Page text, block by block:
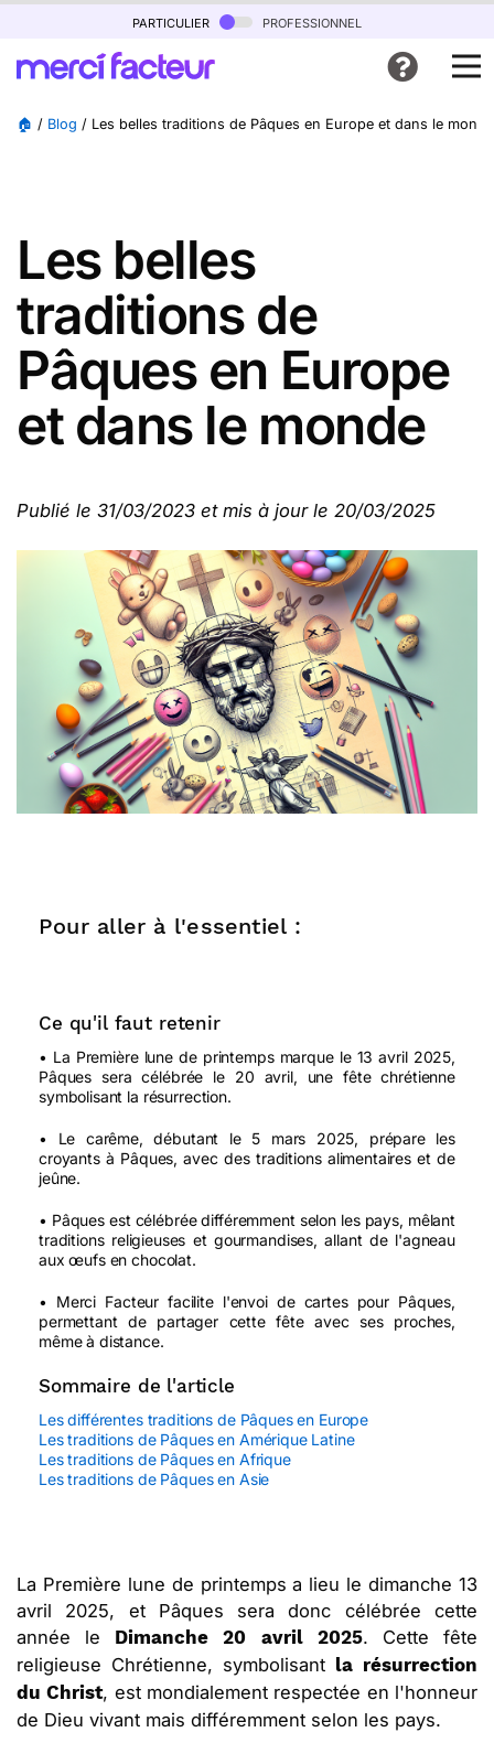
particulier professionnel
🏠 / Blog / Les belles traditions de Pâques en Europe et dans le monde
Les belles
traditions de
Pâques en Europe
et dans le monde
Publié le 31/03/2023 et mis à jour le 20/03/2025
Pour aller à l'essentiel :
Ce qu'il faut retenir
• La Première lune de printemps marque le 13 avril 2025,
Pâques sera célébrée le 20 avril, une fête chrétienne
symbolisant la résurrection.
• Le carême, débutant le 5 mars 2025, prépare les
croyants à Pâques, avec des traditions alimentaires et de
jeûne.
• Pâques est célébrée différemment selon les pays, mêlant
traditions religieuses et gourmandises, allant de l'agneau
aux œufs en chocolat.
• Merci Facteur facilite l'envoi de cartes pour Pâques,
permettant de partager cette fête avec ses proches,
même à distance.
Sommaire de l'article
Les différentes traditions de Pâques en Europe
Les traditions de Pâques en Amérique Latine
Les traditions de Pâques en Afrique
Les traditions de Pâques en Asie
La Première lune de printemps a lieu le dimanche 13
avril 2025, et Pâques sera donc célébrée cette
année le Dimanche 20 avril 2025. Cette fête
religieuse Chrétienne, symbolisant la résurrection
du Christ, est mondialement respectée en l'honneur
de Dieu vivant mais différemment selon les pays.